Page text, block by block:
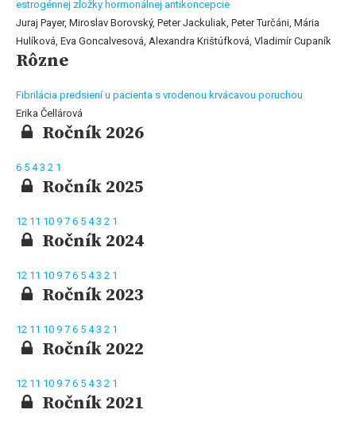
estrogénnej zložky hormonálnej antikoncepcie
Juraj Payer, Miroslav Borovský, Peter Jackuliak, Peter Turčáni, Mária
Hulíková, Eva Goncalvesová, Alexandra Krištúfková, Vladimír Cupaník
Rôzne
Fibrilácia predsiení u pacienta s vrodenou krvácavou poruchou
Erika Čellárová
Ročník 2026
6 5 43 2 1
Ročník 2025
12 11 10 9 7 6 5 43 2 1
Ročník 2024
12 11 10 9 7 6 5 43 2 1
Ročník 2023
12 11 10 9 7 6 5 43 2 1
Ročník 2022
12 11 10 9 7 6 5 43 2 1
Ročník 2021